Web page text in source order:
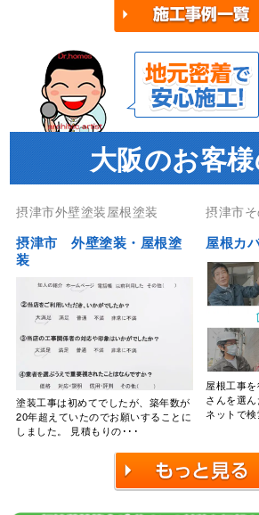
大阪のお客
摂津市外壁塗装屋根塗装
摂津市 外壁塗装・屋根塗
装
塗装工事は初めてでしたが、築年数が
20年超えていたのでお願いすることに
しました。 見積もりの･･･
摂津市
屋根カ
屋根工事
さんを選ん
ネットで